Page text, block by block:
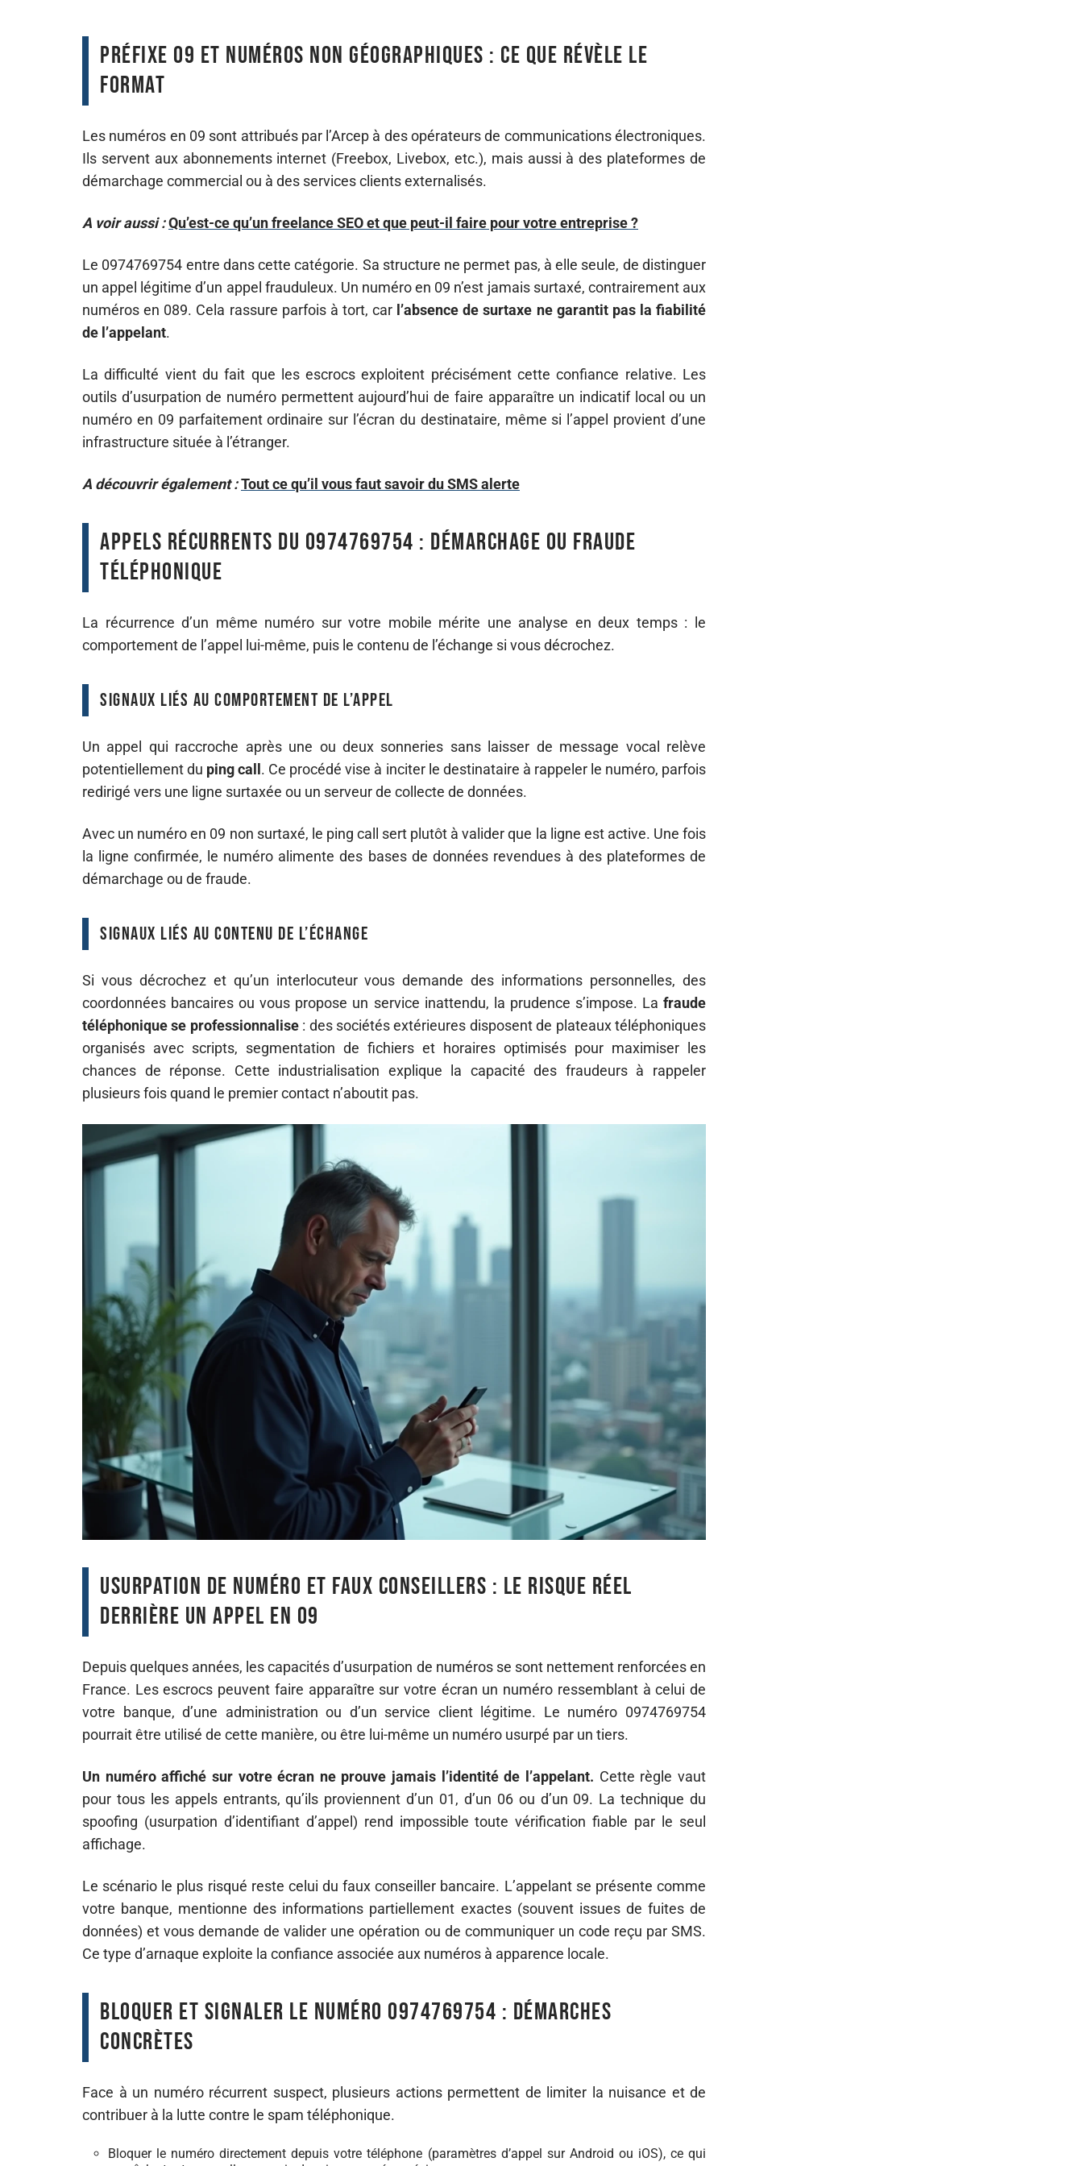
Préfixe 09 et numéros non géographiques : ce que révèle le
format
Les numéros en 09 sont attribués par l’Arcep à des opérateurs de communications électroniques.
Ils servent aux abonnements internet (Freebox, Livebox, etc.), mais aussi à des plateformes de
démarchage commercial ou à des services clients externalisés.
A voir aussi :Qu’est-ce qu’un freelance SEO et que peut-il faire pour votre entreprise ?
Le 0974769754 entre dans cette catégorie. Sa structure ne permet pas, à elle seule, de distinguer
un appel légitime d’un appel frauduleux. Un numéro en 09 n’est jamais surtaxé, contrairement aux
numéros en 089. Cela rassure parfois à tort, car l’absence de surtaxe ne garantit pas la fiabilité
de l’appelant.
La difficulté vient du fait que les escrocs exploitent précisément cette confiance relative. Les
outils d’usurpation de numéro permettent aujourd’hui de faire apparaître un indicatif local ou un
numéro en 09 parfaitement ordinaire sur l’écran du destinataire, même si l’appel provient d’une
infrastructure située à l’étranger.
A découvrir également :Tout ce qu’il vous faut savoir du SMS alerte
Appels récurrents du 0974769754 : démarchage ou fraude
téléphonique
La récurrence d’un même numéro sur votre mobile mérite une analyse en deux temps : le
comportement de l’appel lui-même, puis le contenu de l’échange si vous décrochez.
Signaux liés au comportement de l’appel
Un appel qui raccroche après une ou deux sonneries sans laisser de message vocal relève
potentiellement du ping call . Ce procédé vise à inciter le destinataire à rappeler le numéro, parfois
redirigé vers une ligne surtaxée ou un serveur de collecte de données.
Avec un numéro en 09 non surtaxé, le ping call sert plutôt à valider que la ligne est active. Une fois
la ligne confirmée, le numéro alimente des bases de données revendues à des plateformes de
démarchage ou de fraude.
Signaux liés au contenu de l’échange
Si vous décrochez et qu’un interlocuteur vous demande des informations personnelles, des
coordonnées bancaires ou vous propose un service inattendu, la prudence s’impose. La fraude
téléphonique se professionnalise: des sociétés extérieures disposent de plateaux téléphoniques
organisés avec scripts, segmentation de fichiers et horaires optimisés pour maximiser les
chances de réponse. Cette industrialisation explique la capacité des fraudeurs à rappeler
plusieurs fois quand le premier contact n’aboutit pas.
Usurpation de numéro et faux conseillers : le risque réel
derrière un appel en 09
Depuis quelques années, les capacités d’usurpation de numéros se sont nettement renforcées en
France. Les escrocs peuvent faire apparaître sur votre écran un numéro ressemblant à celui de
votre banque, d’une administration ou d’un service client légitime. Le numéro 0974769754
pourrait être utilisé de cette manière, ou être lui-même un numéro usurpé par un tiers.
Un numéro affiché sur votre écran ne prouve jamais l’identité de l’appelant. Cette règle vaut
pour tous les appels entrants, qu’ils proviennent d’un 01, d’un 06 ou d’un 09. La technique du
spoofing (usurpation d’identifiant d’appel) rend impossible toute vérification fiable par le seul
affichage.
Le scénario le plus risqué reste celui du faux conseiller bancaire. L’appelant se présente comme
votre banque, mentionne des informations partiellement exactes (souvent issues de fuites de
données) et vous demande de valider une opération ou de communiquer un code reçu par SMS.
Ce type d’arnaque exploite la confiance associée aux numéros à apparence locale.
Bloquer et signaler le numéro 0974769754 : démarches
concrètes
Face à un numéro récurrent suspect, plusieurs actions permettent de limiter la nuisance et de
contribuer à la lutte contre le spam téléphonique.
Bloquer le numéro directement depuis votre téléphone (paramètres d’appel sur Android ou iOS), ce qui